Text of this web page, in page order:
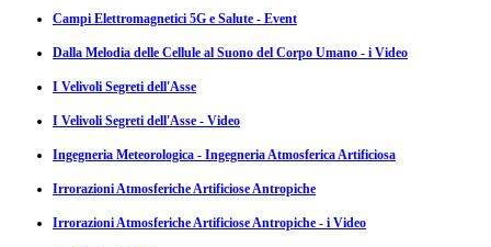
Campi Elettromagnetici 5G e Salute - Event
Dalla Melodia delle Cellule al Suono del Corpo Umano - i Video
I Velivoli Segreti dell'Asse
I Velivoli Segreti dell'Asse - Video
Ingegneria Meteorologica - Ingegneria Atmosferica Artificiosa
Irrorazioni Atmosferiche Artificiose Antropiche
Irrorazioni Atmosferiche Artificiose Antropiche - i Video